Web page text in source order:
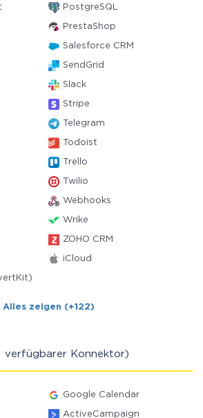
PostgreSQL
PrestaShop
Salesforce CRM
SendGrid
Slack
Stripe
Telegram
Todoist
Trello
Twilio
Webhooks
Wrike
ZOHO CRM
iCloud
Alles zeigen (+122)
verfügbarer Konnektor)
Google Calendar
ActiveCampaign